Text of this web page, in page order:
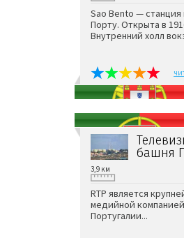
Sao Bento — станция
Порту. Открыта в
Внутренний холл
башня
3,9 км
RTP является
медийной
Португалии...